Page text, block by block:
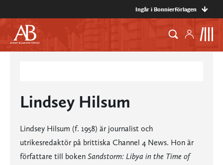
Ingår i Bonnierförlagen
Lindsey Hilsum
Lindsey Hilsum (f. 1958) är journalist och
utrikesredaktör på brittiska Channel 4 News. Hon är
författare till boken Sandstorm: Libya in the Time of